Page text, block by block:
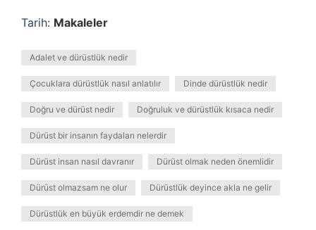
Tarih: Makaleler
Adalet ve dürüstlük nedir
Çocuklara dürüstlük nasıl anlatılır Dinde dürüstlük nedir
Doğru ve dürüst nedir Doğruluk ve dürüstlük kısaca nedir
Dürüst bir insanın faydaları nelerdir
Dürüst insan nasıl davranır Dürüst olmak neden önemlidir
Dürüst olmazsam ne olur Dürüstlük deyince akla ne gelir
Dürüstlük en büyük erdemdir ne demek